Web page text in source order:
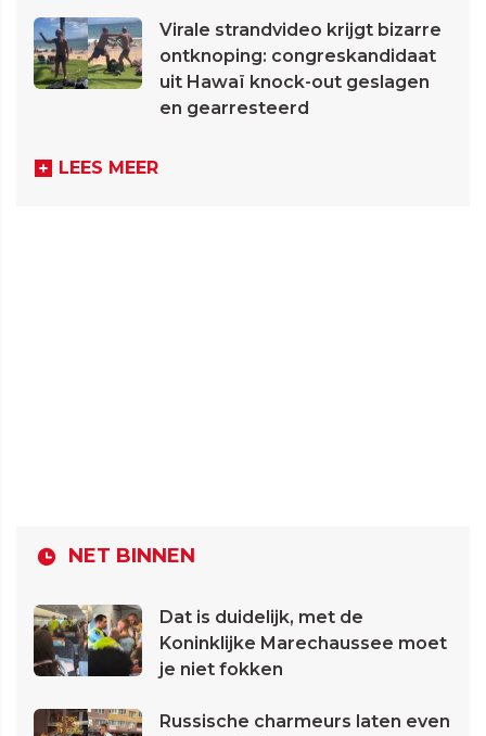
Virale strandvideo krijgt bizarre
ontknoping: congreskandidaat
uit Hawaï knock-out geslagen
en gearresteerd
LEES MEER
NET BINNEN
Dat is duidelijk, met de
Koninklijke Marechaussee moet
je niet fokken
Russische charmeurs laten even